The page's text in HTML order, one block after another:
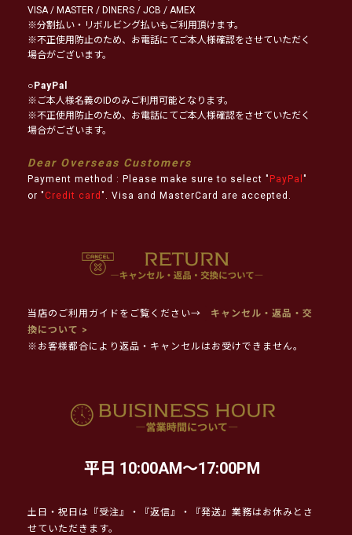
VISA / MASTER / DINERS / JCB / AMEX
※分割払い・リボルビング払いもご利用頂けます。
※不正使用防止のため、お電話にてご本人様確認をさせていただく
場合がございます。
○PayPal
※ご本人様名義のIDのみご利用可能となります。
※不正使用防止のため、お電話にてご本人様確認をさせていただく
場合がございます。
Dear Overseas Customers
Payment method : Please make sure to select " PayPal "
or " Credit card ". Visa and MasterCard are accepted.
当店のご利用ガイドをご覧ください→
キャンセル・返品・交
換について >
※お客様都合により返品・キャンセルはお受けできません。
平日 10:00AM～17:00PM
土日・祝日は『受注』・『返信』・『発送』業務はお休みとさ
せていただきます。